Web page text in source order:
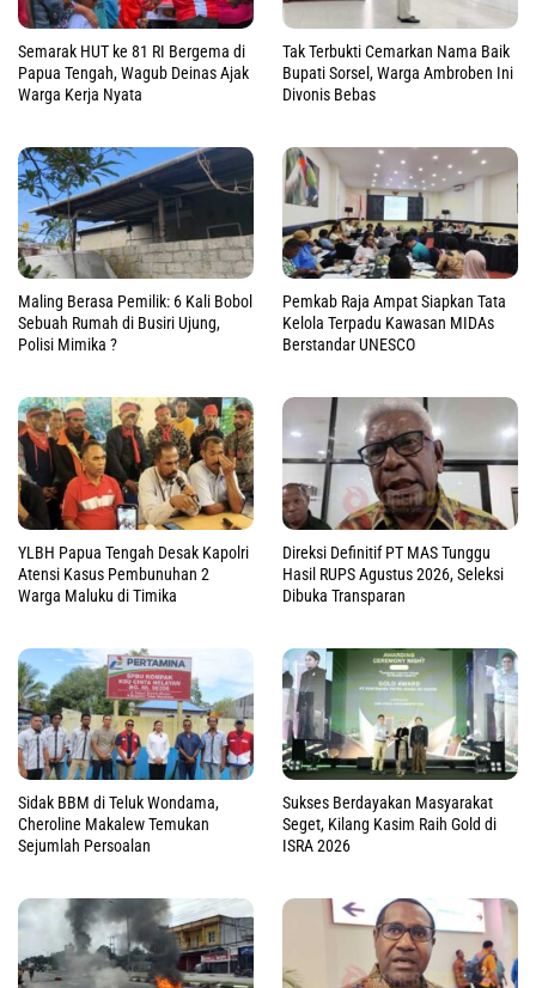
Semarak HUT ke 81 RI Bergema di
Papua Tengah, Wagub Deinas Ajak
Warga Kerja Nyata
Tak Terbukti Cemarkan Nama Baik
Bupati Sorsel, Warga Ambroben Ini
Divonis Bebas
Maling Berasa Pemilik: 6 Kali Bobol
Sebuah Rumah di Busiri Ujung,
Polisi Mimika ?
Pemkab Raja Ampat Siapkan Tata
Kelola Terpadu Kawasan MIDAs
Berstandar UNESCO
YLBH Papua Tengah Desak Kapolri
Atensi Kasus Pembunuhan 2
Warga Maluku di Timika
Direksi Definitif PT MAS Tunggu
Hasil RUPS Agustus 2026, Seleksi
Dibuka Transparan
Sidak BBM di Teluk Wondama,
Cheroline Makalew Temukan
Sejumlah Persoalan
Sukses Berdayakan Masyarakat
Seget, Kilang Kasim Raih Gold di
ISRA 2026